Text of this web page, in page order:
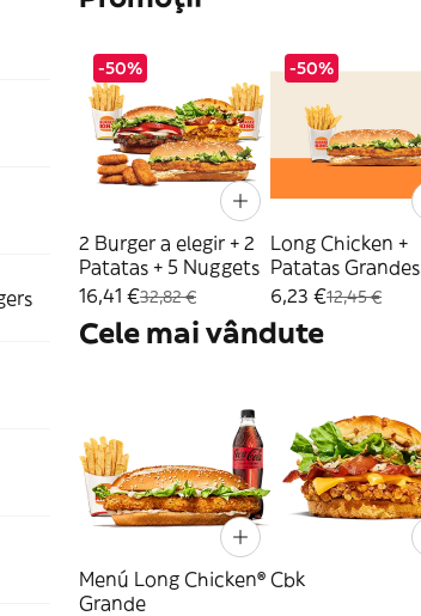
-50%
2 Burger a elegir + 2
Patatas + 5 Nuggets
16,41 €32,82 €
-50%
Long Chicken +
Patatas Grandes
6,23 €12,45 €
Cele mai vândute
Menú Long Chicken®
Grande
Cbk